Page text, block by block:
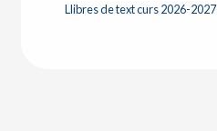
Llibres de text curs 2026-2027